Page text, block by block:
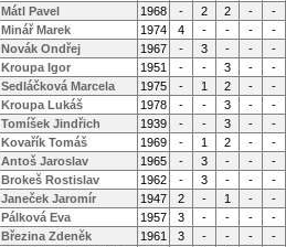
Mátl Pavel 1968 - 2 2 -
-
Minář Marek 1974 4 - - -
-
Novák Ondřej 1967 - 3 - -
-
Kroupa Igor 1951 - - 3 -
-
Sedláčková Marcela 1975 - 1 2 -
-
Kroupa Lukáš 1978 - - 3 -
-
Tomíšek Jindřich 1939 - - 3 -
-
Kovařík Tomáš 1969 - 1 2 -
-
Antoš Jaroslav 1965 - 3 - -
-
Brokeš Rostislav 1962 - 3 - -
-
Janeček Jaromír 1947 2 - 1 -
-
Pálková Eva 1957 3 - - -
-
Březina Zdeněk 1961 3 - - -
-